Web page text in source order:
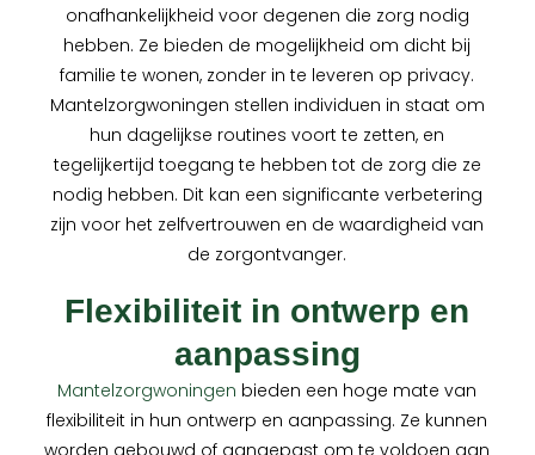
onafhankelijkheid voor degenen die zorg nodig
hebben. Ze bieden de mogelijkheid om dicht bij
familie te wonen, zonder in te leveren op privacy.
Mantelzorgwoningen stellen individuen in staat om
hun dagelijkse routines voort te zetten, en
tegelijkertijd toegang te hebben tot de zorg die ze
nodig hebben. Dit kan een significante verbetering
zijn voor het zelfvertrouwen en de waardigheid van
de zorgontvanger.
Flexibiliteit in ontwerp en
aanpassing
Mantelzorgwoningen bieden een hoge mate van
flexibiliteit in hun ontwerp en aanpassing. Ze kunnen